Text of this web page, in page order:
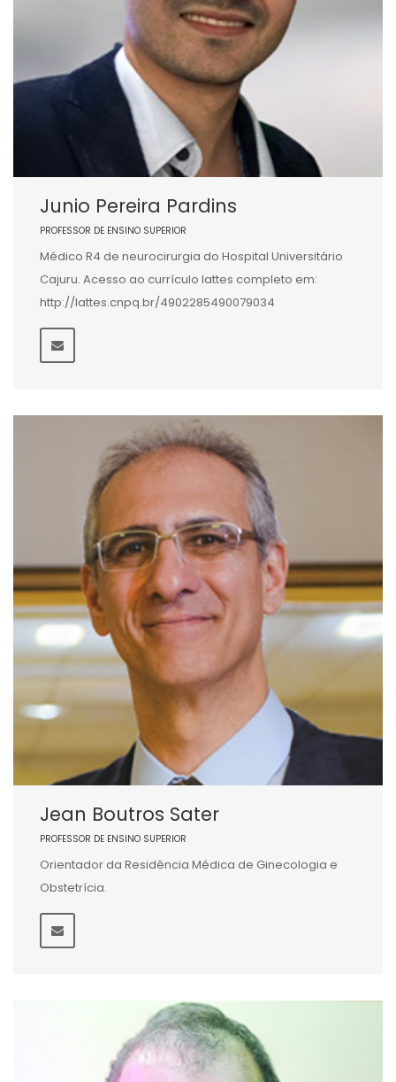
Junio Pereira Pardins
PROFESSOR DE ENSINO SUPERIOR
Médico R4 de neurocirurgia do Hospital Universitário
Cajuru. Acesso ao currículo lattes completo em:
http://lattes.cnpq.br/4902285490079034
Jean Boutros Sater
PROFESSOR DE ENSINO SUPERIOR
Orientador da Residência Médica de Ginecologia e
Obstetrícia.